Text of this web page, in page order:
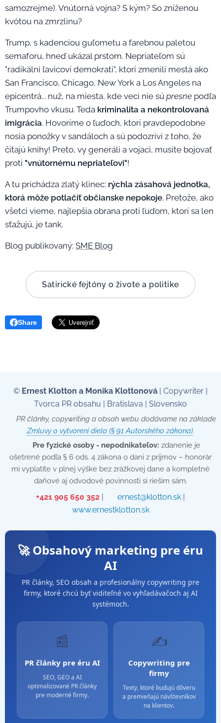
samozrejme). Vnútorná vojna? S kým? So zníženou
kvótou na zmrzlinu?
Trump, s kadenciou guľometu a farebnou paletou
semaforu, hneď ukázal prstom. Nepriateľom sú
"radikálni ľavicoví demokrati", ktorí zmenili mestá ako
San Francisco, Chicago, New York a Los Angeles na
epicentrá... nuž, na miesta, kde veci nie sú presne podľa
Trumpovho vkusu. Teda kriminalita a nekontrolovaná
imigrácia. Hovoríme o ľuďoch, ktorí pravdepodobne
nosia ponožky v sandáloch a sú podozriví z toho, že
čítajú knihy! Preto, vy generáli a vojaci, musíte bojovať
proti "vnútornému nepriateľovi"!
A tu prichádza zlatý klinec: rýchla zásahová jednotka,
ktorá môže potlačiť občianske nepokoje. Pretože, ako
všetci vieme, najlepšia obrana proti ľuďom, ktorí sa len
sťažujú, je tank.
Blog publikovaný: SME Blog
Satirické fejtóny o živote a politike
Share
© Ernest Klotton a Monika Klottonová | Copywriter |
Tvorca PR obsahu | Bratislava | Slovensko
📄 PR články, copywriting a obsah webu dodávame na základe
Zmluvy o vytvorení diela (§ 91 Autorského zákona).
Pre fyzické osoby - nepodnikateľov: zdanenie je
ošetrené podľa § 6 ods. 4 zákona o dani z príjmov – honorár
mi vyplatíte v plnej výške bez zrážkovej dane a kompletné
daňové aj odvodové povinnosti si riešim sám.
+421 905 650 352 | ✉️ ernest@klotton.sk | 🌐
www.ernestklotton.sk
🚀 Obsahový marketing pre éru
AI
PR články, SEO obsah a profesionálny copywriting pre
firmy, ktoré chcú byť viditeľné vo vyhľadávačoch aj AI
systémoch.
📰
PR články pre éru AI
SEO, GEO a AI
optimalizované PR články
pre moderné firmy.
✍️
Copywriting pre
firmy
Texty, ktoré budujú dôveru
a premieňajú návštevníkov
na klientov.